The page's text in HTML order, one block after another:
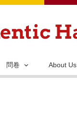
移
主
問卷 About Us